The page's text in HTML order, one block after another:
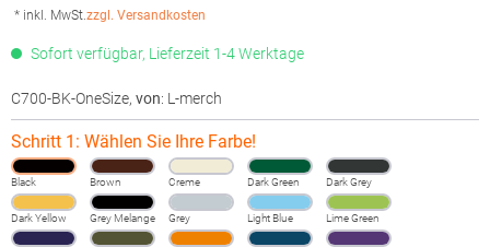
* inkl. MwSt.zzgl. Versandkosten
Sofort verfügbar, Lieferzeit 1-4 Werktage
C700-BK-OneSize, von: L-merch
Schritt 1: Wählen Sie Ihre Farbe!
Black Brown Creme Dark Green Dark Grey
Dark Yellow Grey Melange Grey Light Blue Lime Green